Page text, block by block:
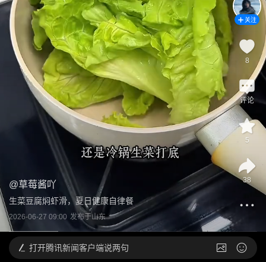
@草莓酱吖
生菜豆腐焖虾滑，夏日健康自律餐
2026-06-27 09:00 发布于山东
关注
8
评论
5
38
打开腾讯新闻客户端说两句